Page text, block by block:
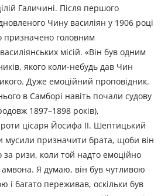
Галичині. Після першого
Чину василіян у 1906 році
призначено головним
місій. «Він був одним
якого коли-небудь дав Чин
Дуже емоційний проповідник.
в Самборі навіть почали судову
1897–1898 років),
цісаря Йосифа ІІ. Шептицький
мусили призначити брата, щоби він
за ризи, коли той надто емоційно
Я думаю, він був чутливою
і багато переживав, оскільки був